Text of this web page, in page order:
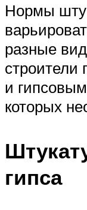
Нормы
разные
строители
и
которых
гипса